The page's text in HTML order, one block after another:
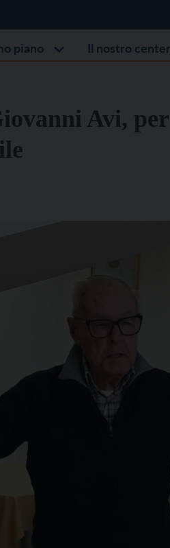
piano Il nostro
Avi,